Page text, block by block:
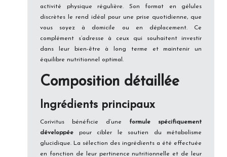
activité physique régulière. Son format en gélules
discrètes le rend idéal pour une prise quotidienne, que
vous soyez à domicile ou en déplacement. Ce
complément s’adresse à ceux qui souhaitent investir
dans leur bien-être à long terme et maintenir un
équilibre nutritionnel optimal.
Composition détaillée
Ingrédients principaux
Corivitus bénéficie d’une formule spécifiquement
développée pour cibler le soutien du métabolisme
glucidique. La sélection des ingrédients a été effectuée
en fonction de leur pertinence nutritionnelle et de leur